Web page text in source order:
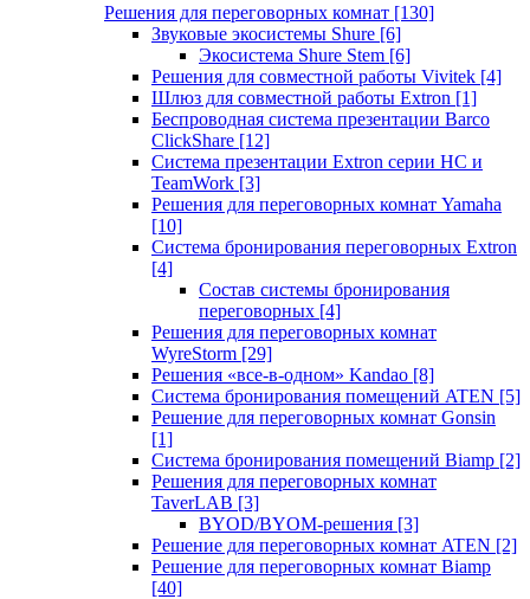
Решения для переговорных комнат [130]
Звуковые экосистемы Shure [6]
Экосистема Shure Stem [6]
Решения для совместной работы Vivitek [4]
Шлюз для совместной работы Extron [1]
Беспроводная система презентации Barco
ClickShare [12]
Система презентации Extron серии HC и
TeamWork [3]
Решения для переговорных комнат Yamaha
[10]
Система бронирования переговорных Extron
[4]
Состав системы бронирования
переговорных [4]
Решения для переговорных комнат
WyreStorm [29]
Решения «все-в-одном» Kandao [8]
Система бронирования помещений ATEN [5]
Решение для переговорных комнат Gonsin
[1]
Система бронирования помещений Biamp [2]
Решения для переговорных комнат
TaverLAB [3]
BYOD/BYOM-решения [3]
Решение для переговорных комнат ATEN [2]
Решение для переговорных комнат Biamp
[40]